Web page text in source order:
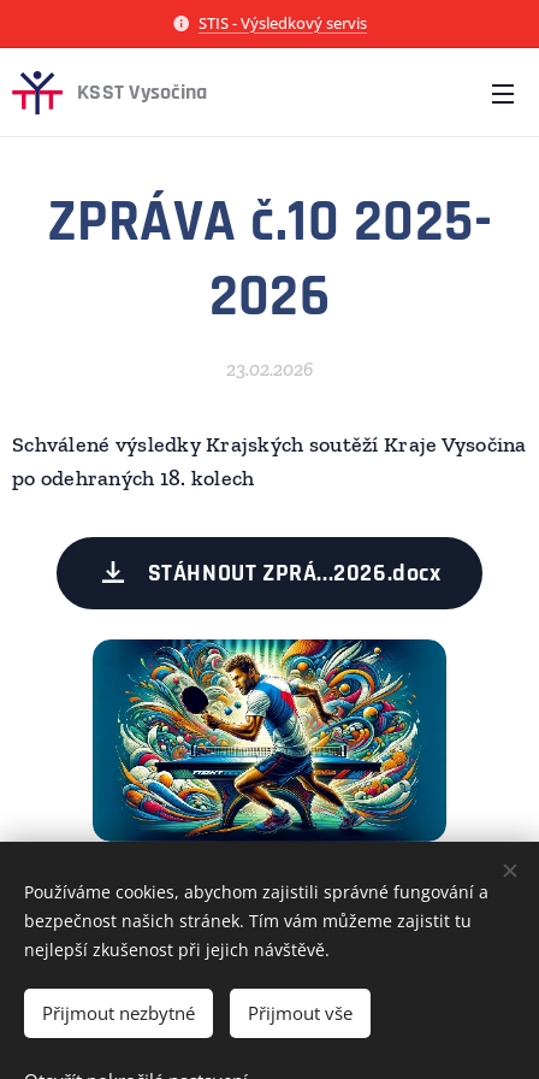
STIS - Výsledkový servis
KSST Vysočina
ZPRÁVA č.10 2025-
2026
23.02.2026
Schválené výsledky Krajských soutěží Kraje Vysočina
po odehraných 18. kolech
STÁHNOUT ZPRÁ...2026.docx
Share
Všechna práva vyhrazena • Krajský svaz stolního tenisu Vysočina
Používáme cookies, abychom zajistili správné fungování a
bezpečnost našich stránek. Tím vám můžeme zajistit tu
nejlepší zkušenost při jejich návštěvě.
Přijmout nezbytné Přijmout vše